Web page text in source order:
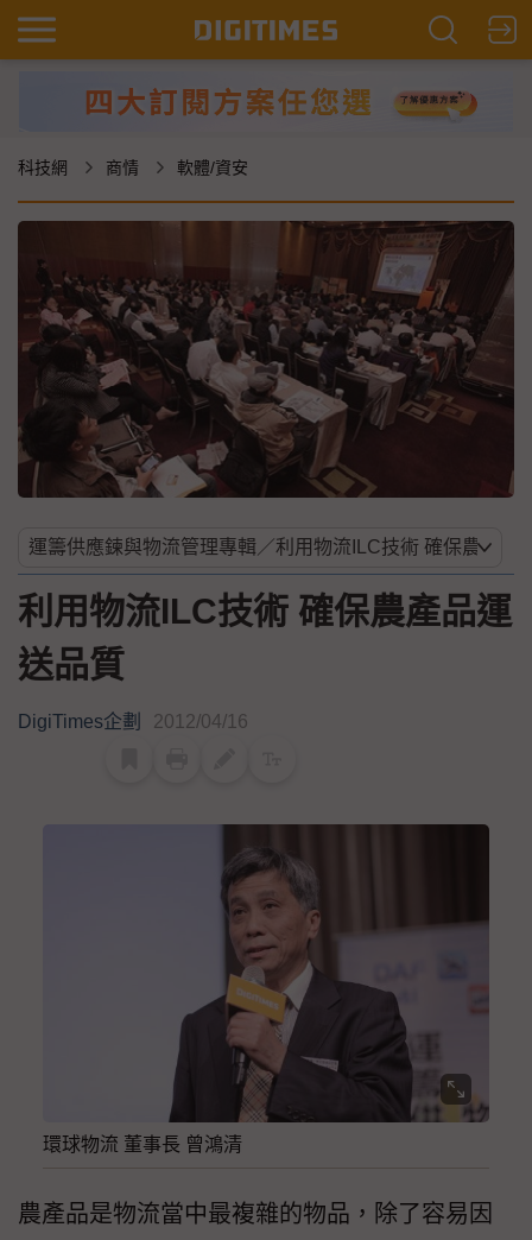
科技網 商情 軟體/資安
利用物流ILC技術 確保農產品運
送品質
DigiTimes企劃 2012/04/16
環球物流 董事長 曾鴻清
農產品是物流當中最複雜的物品，除了容易因